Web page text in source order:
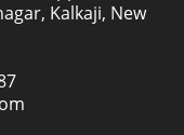
Kalkaji, New